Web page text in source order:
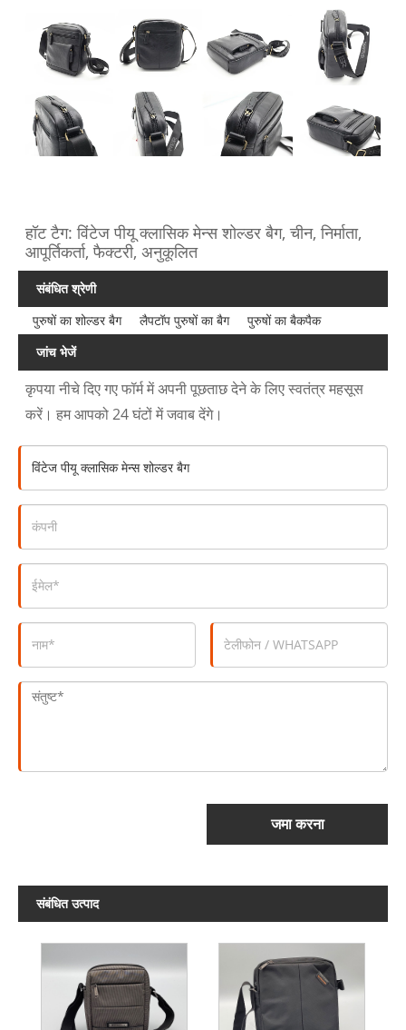
हॉट टैग: विंटेज पीयू क्लासिक मेन्स शोल्डर बैग, चीन, निर्माता,
आपूर्तिकर्ता, फैक्टरी, अनुकूलित
संबंधित श्रेणी
पुरुषों का शोल्डर बैग
लैपटॉप पुरुषों का बैग
पुरुषों का बैकपैक
जांच भेजें
कृपया नीचे दिए गए फॉर्म में अपनी पूछताछ देने के लिए स्वतंत्र महसूस
करें। हम आपको 24 घंटों में जवाब देंगे।
जमा करना
संबंधित उत्पाद